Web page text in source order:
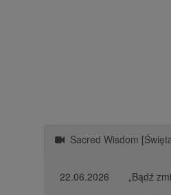
Sacred Wisdom
22.06.2026
„Bądź